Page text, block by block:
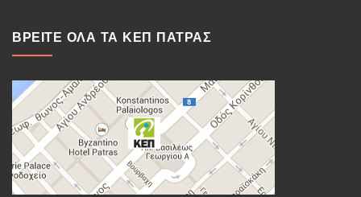
ΒΡΕΙΤΕ ΟΛΑ ΤΑ ΚΕΠ ΠΑΤΡΑΣ